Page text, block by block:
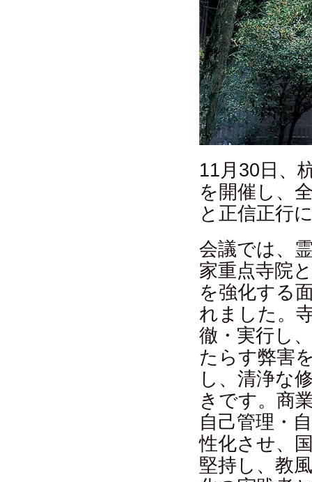
11月30日、
を開催し、
と正信正行
会議では、
家重点寺院
を強化する
れました。
徹・実行し
たらす弊害
し、清浄な
きです。商
自己管理・
性化させ、
堅持し、教